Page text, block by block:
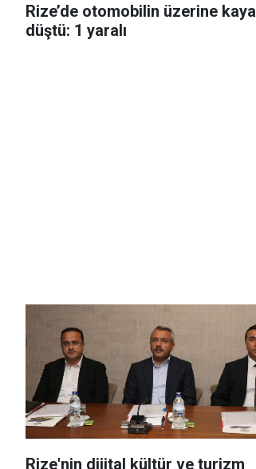
Rize’de otomobilin üzerine kaya
düştü: 1 yaralı
Rize'nin dijital kültür ve turizm